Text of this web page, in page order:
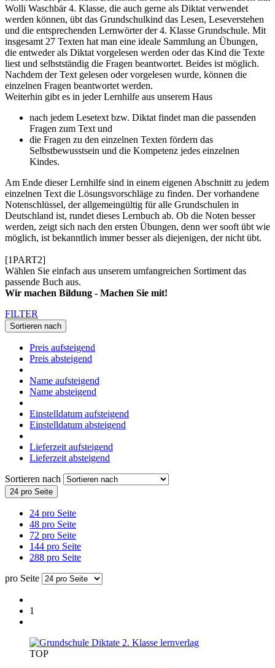
Wolli Waschbär 4. Klasse, die auch gerne als Diktat verwendet
werden können, übt das Grundschulkind das Lesen, Leseverstehen
und die entsprechenden Lernwörter der 4. Klasse Grundschule. Mit
insgesamt 27 Texten hat man eine ideale Sammlung an Übungen,
die entweder als Diktat vorgelesen werden oder das Kind die Texte
liest und selbstständig die Fragen beantwortet. Beides ist möglich.
Nachdem der Text gelesen oder vorgelesen wurde, können die
einzelnen Fragen beantwortet werden.
Weiterhin gibt es in jeder Lernhilfe aus unserem Haus
nach jedem Lesetext bzw. Diktat findet man die passenden
Fragen zum Text und
die Fragen zu den einzelnen Texten fördern das
Selbstbewusstsein und die Kompetenz jedes einzelnen
Kindes.
Am Ende dieser Lernhilfe sind in einem eigenen Abschnitt zu jedem
einzelnen Text die Lösungsvorschläge zu finden. Der vorhandene
Notenschlüssel, der allgemeingültig für alle Grundschulen in
Deutschland ist, rundet dieses Lernbuch ab. Ob die Noten besser
werden, zeigt sich nach den ersten Übungen, denn wer sooft übt wie
möglich, ist bekanntlich immer besser als diejenigen, der nicht übt.
[1PART2]
Wählen Sie einfach aus unserem umfangreichen Sortiment das
passende Buch aus.
Wir machen Bildung - Machen Sie mit!
FILTER
Sortieren nach
Preis aufsteigend
Preis absteigend
Name aufsteigend
Name absteigend
Einstelldatum aufsteigend
Einstelldatum absteigend
Lieferzeit aufsteigend
Lieferzeit absteigend
Sortieren nach
24 pro Seite
24 pro Seite
48 pro Seite
72 pro Seite
144 pro Seite
288 pro Seite
pro Seite
1
lernverlag
TOP